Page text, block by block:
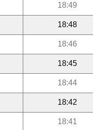
18:49
18:48
18:46
18:45
18:44
18:42
18:41